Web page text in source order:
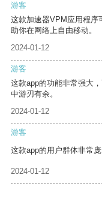
游客
这款加速器VPM应用程序
助你在网络上自由移动。
2024-01-12
游客
这款app的功能非常强大
中游刃有余。
2024-01-12
游客
这款app的用户群体非常
2024-01-12